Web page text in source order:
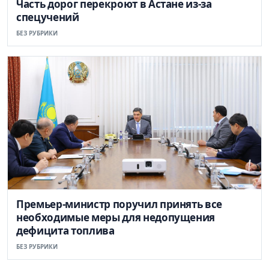
Часть дорог перекроют в Астане из-за
спецучений
БЕЗ РУБРИКИ
Премьер-министр поручил принять все
необходимые меры для недопущения
дефицита топлива
БЕЗ РУБРИКИ